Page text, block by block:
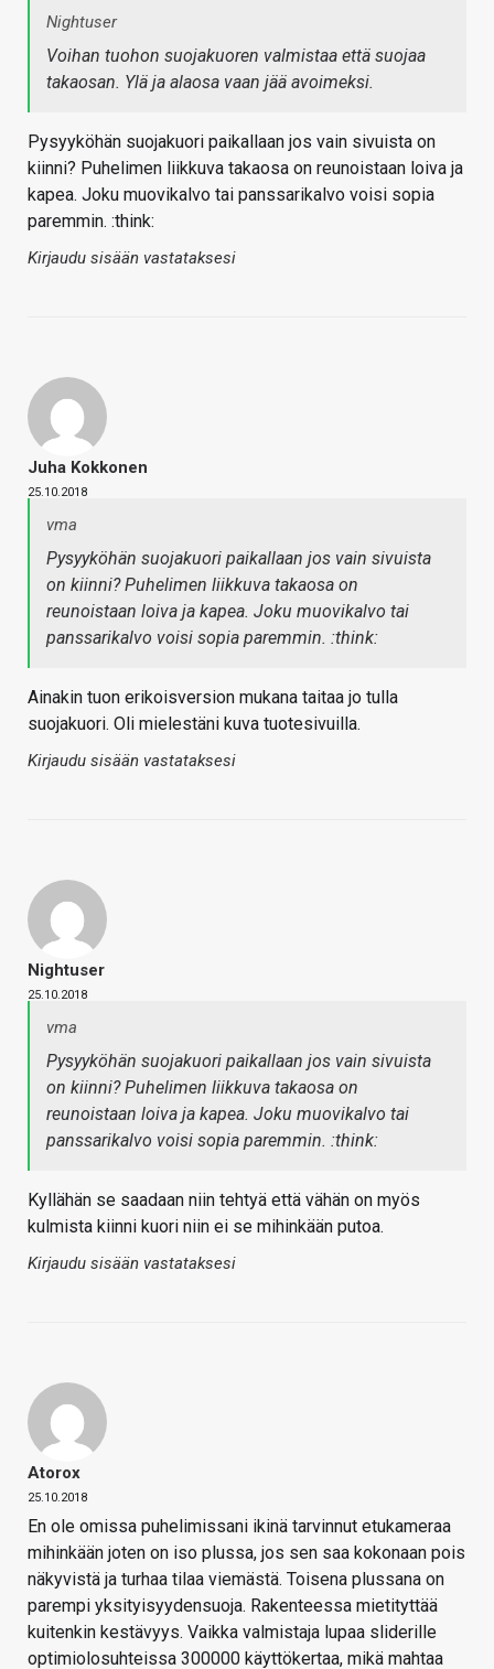
Nightuser
Voihan tuohon suojakuoren valmistaa että suojaa
takaosan. Ylä ja alaosa vaan jää avoimeksi.
Pysyyköhän suojakuori paikallaan jos vain sivuista on
kiinni? Puhelimen liikkuva takaosa on reunoistaan loiva ja
kapea. Joku muovikalvo tai panssarikalvo voisi sopia
paremmin. :think:
Kirjaudu sisään vastataksesi
Juha Kokkonen
25.10.2018
vma
Pysyyköhän suojakuori paikallaan jos vain sivuista
on kiinni? Puhelimen liikkuva takaosa on
reunoistaan loiva ja kapea. Joku muovikalvo tai
panssarikalvo voisi sopia paremmin. :think:
Ainakin tuon erikoisversion mukana taitaa jo tulla
suojakuori. Oli mielestäni kuva tuotesivuilla.
Kirjaudu sisään vastataksesi
Nightuser
25.10.2018
vma
Pysyyköhän suojakuori paikallaan jos vain sivuista
on kiinni? Puhelimen liikkuva takaosa on
reunoistaan loiva ja kapea. Joku muovikalvo tai
panssarikalvo voisi sopia paremmin. :think:
Kyllähän se saadaan niin tehtyä että vähän on myös
kulmista kiinni kuori niin ei se mihinkään putoa.
Kirjaudu sisään vastataksesi
Atorox
25.10.2018
En ole omissa puhelimissani ikinä tarvinnut etukameraa
mihinkään joten on iso plussa, jos sen saa kokonaan pois
näkyvistä ja turhaa tilaa viemästä. Toisena plussana on
parempi yksityisyydensuoja. Rakenteessa mietityttää
kuitenkin kestävyys. Vaikka valmistaja lupaa sliderille
optimiolosuhteissa 300000 käyttökertaa, mikä mahtaa